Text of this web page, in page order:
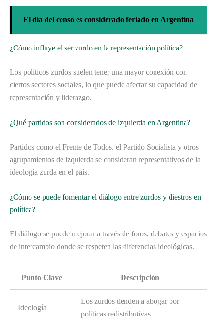
El día del censo es considerado feriado en Argentina
¿Cómo influye el ser zurdo en la representación política?
Los políticos zurdos suelen tener una mayor conexión con
ciertos sectores sociales, lo que puede afectar su capacidad de
representación y liderazgo.
¿Qué partidos son considerados de izquierda en Argentina?
Partidos como el Frente de Todos, el Partido Socialista y otros
agrupamientos de izquierda se consideran representativos de la
ideología zurda en el país.
¿Cómo se puede fomentar el diálogo entre zurdos y diestros en
política?
El diálogo se puede mejorar a través de foros, debates y espacios
de intercambio donde se respeten las diferencias ideológicas.
Punto Clave Descripción
Ideología
Los zurdos tienden a abogar por
políticas redistributivas.